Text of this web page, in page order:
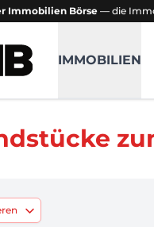
Immobilien Börse — die
Immobilien
IMMOBILIEN